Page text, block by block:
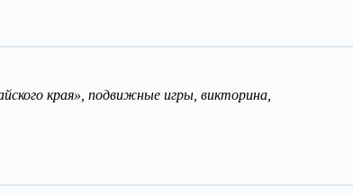
края», подвижные игры, викторина,